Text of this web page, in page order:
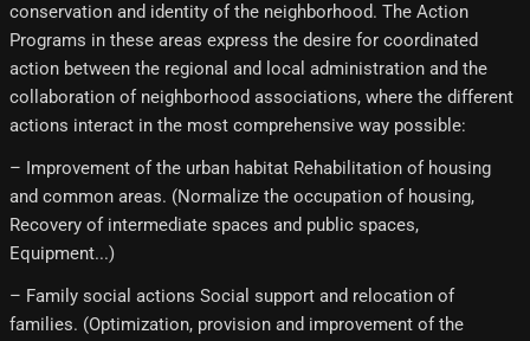
conservation and identity of the neighborhood. The Action
Programs in these areas express the desire for coordinated
action between the regional and local administration and the
collaboration of neighborhood associations, where the different
actions interact in the most comprehensive way possible:
– Improvement of the urban habitat Rehabilitation of housing
and common areas. (Normalize the occupation of housing,
Recovery of intermediate spaces and public spaces,
Equipment...)
– Family social actions Social support and relocation of
families. (Optimization, provision and improvement of the